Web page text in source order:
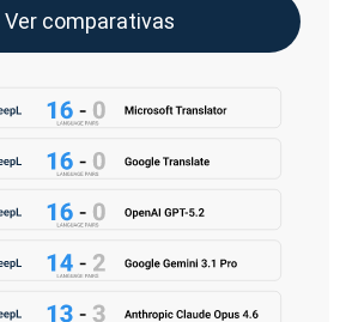
Ver comparativas